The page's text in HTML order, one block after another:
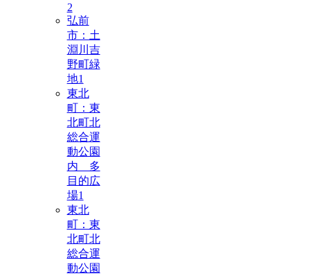
2
弘前
市：土
淵川吉
野町緑
地1
東北
町：東
北町北
総合運
動公園
内 多
目的広
場1
東北
町：東
北町北
総合運
動公園